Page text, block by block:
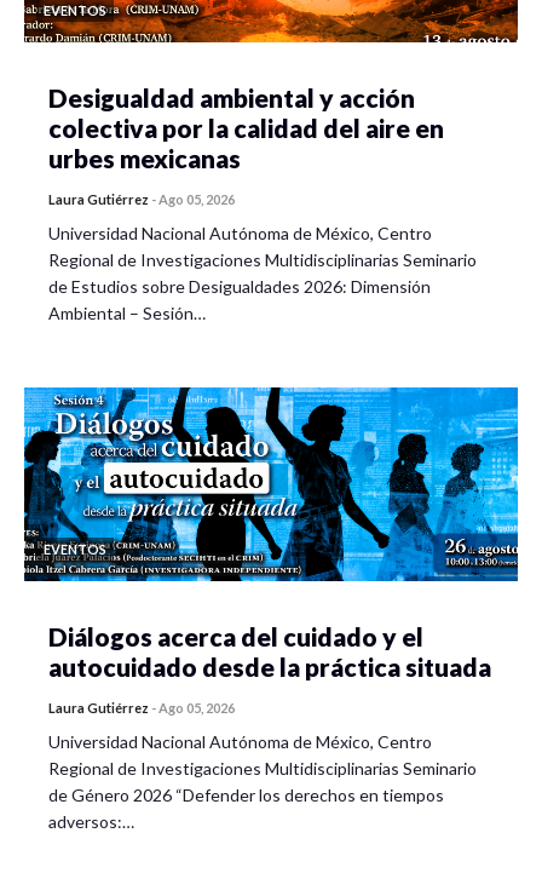
EVENTOS
Desigualdad ambiental y acción
colectiva por la calidad del aire en
urbes mexicanas
Laura Gutiérrez -Ago 05, 2026
Universidad Nacional Autónoma de México, Centro
Regional de Investigaciones Multidisciplinarias Seminario
de Estudios sobre Desigualdades 2026: Dimensión
Ambiental – Sesión…
EVENTOS
Diálogos acerca del cuidado y el
autocuidado desde la práctica situada
Laura Gutiérrez -Ago 05, 2026
Universidad Nacional Autónoma de México, Centro
Regional de Investigaciones Multidisciplinarias Seminario
de Género 2026 “Defender los derechos en tiempos
adversos:…